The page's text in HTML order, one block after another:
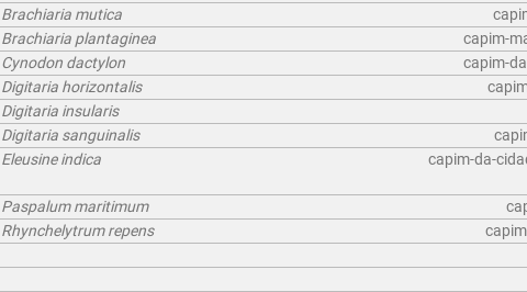
Brachiaria mutica
Brachiaria plantaginea
capim-
Cynodon dactylon
capim-
Digitaria horizontalis
Digitaria insularis
Digitaria sanguinalis
Eleusine indica
capim-da-
Paspalum maritimum
Rhynchelytrum repens